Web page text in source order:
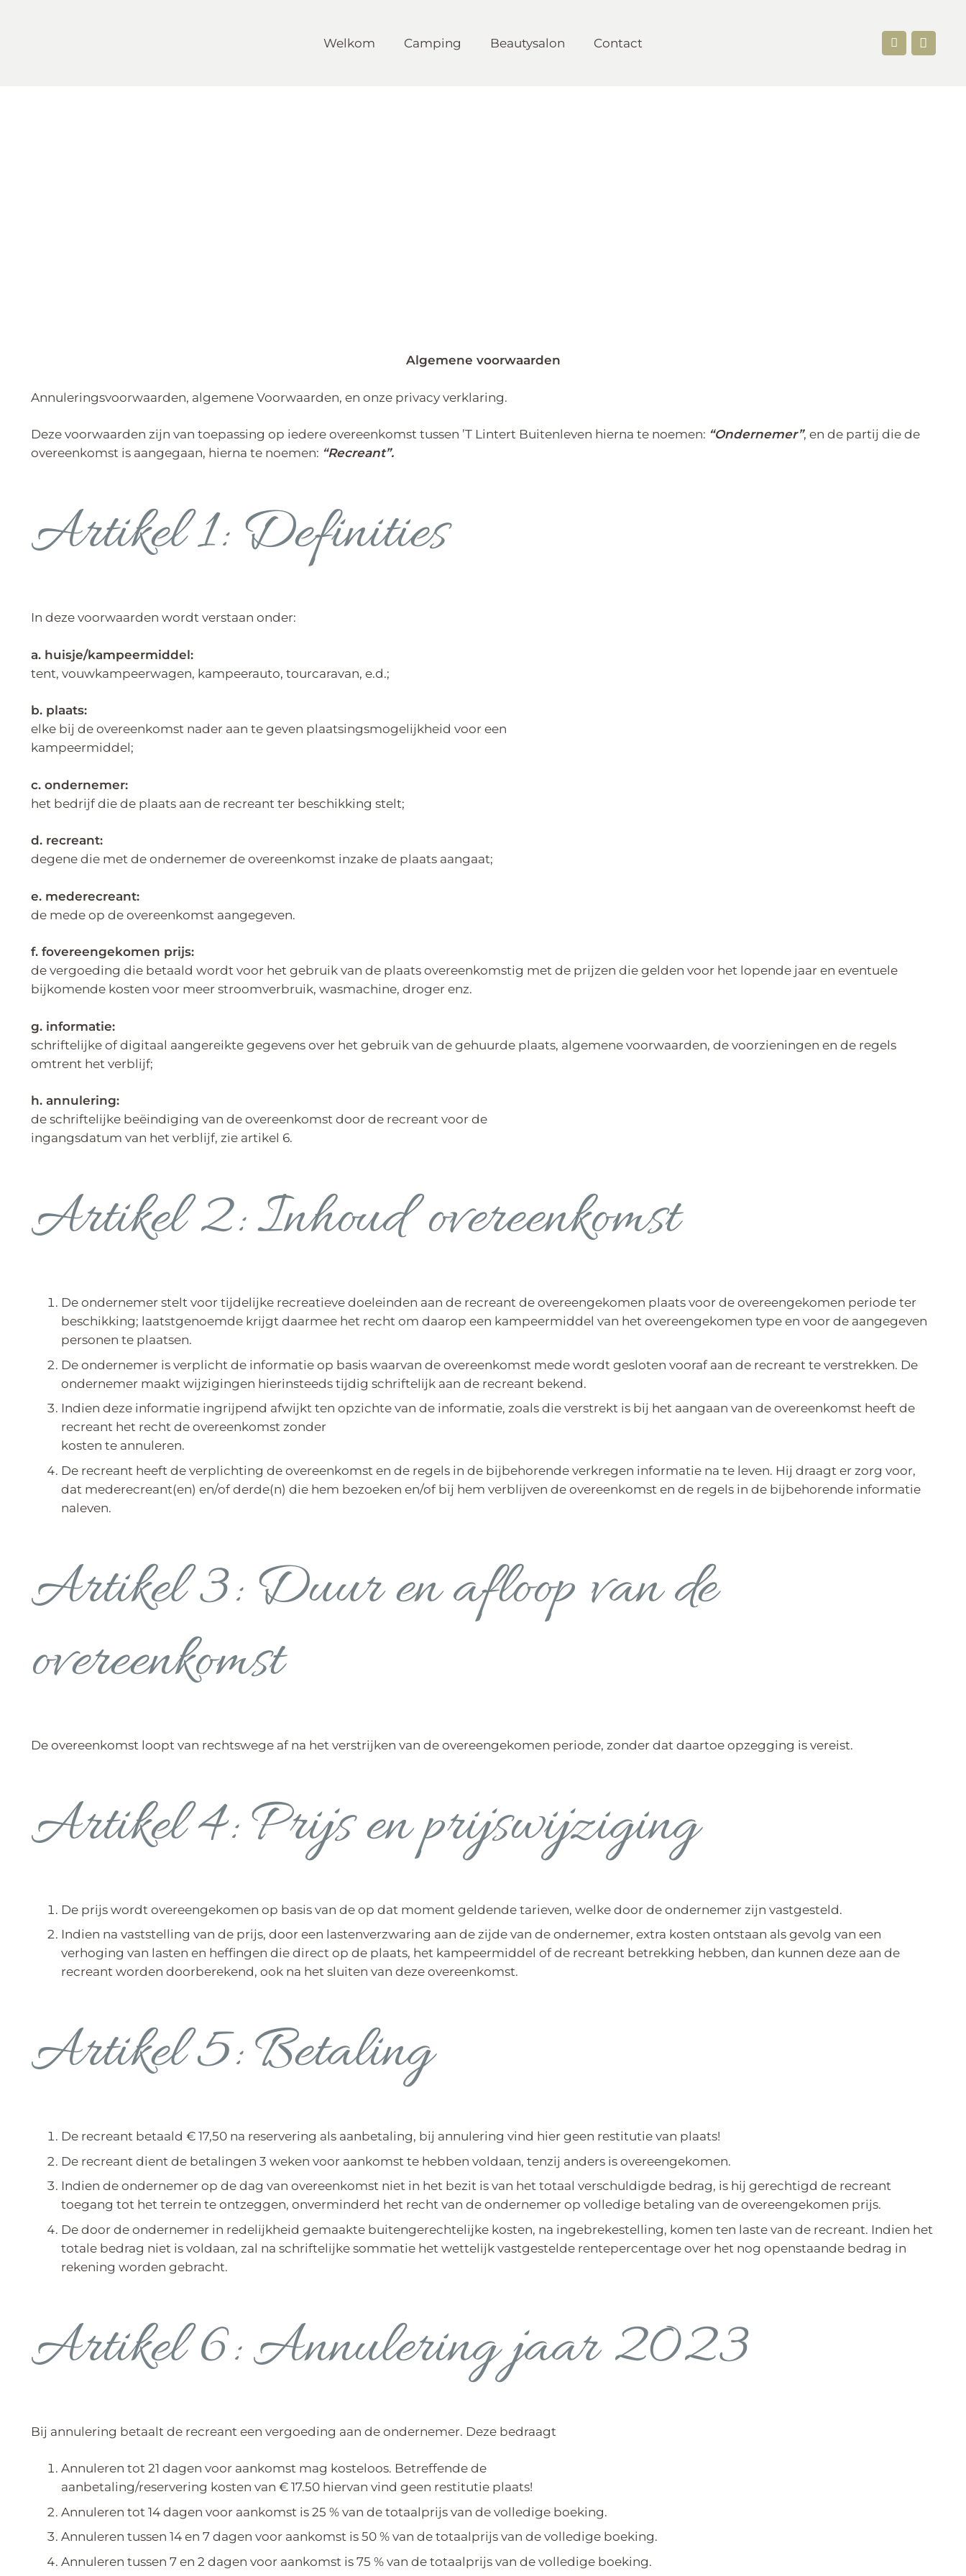
Welkom Camping Beautysalon Contact
Algemene voorwaarden
Annuleringsvoorwaarden, algemene Voorwaarden, en onze privacy verklaring.
Deze voorwaarden zijn van toepassing op iedere overeenkomst tussen ’T Lintert Buitenleven hierna te noemen: “Ondernemer”, en de partij die de
overeenkomst is aangegaan, hierna te noemen: “Recreant”.
Artikel 1: Definities
In deze voorwaarden wordt verstaan onder:
a. huisje/kampeermiddel:
tent, vouwkampeerwagen, kampeerauto, tourcaravan, e.d.;
b. plaats:
elke bij de overeenkomst nader aan te geven plaatsingsmogelijkheid voor een
kampeermiddel;
c. ondernemer:
het bedrijf die de plaats aan de recreant ter beschikking stelt;
d. recreant:
degene die met de ondernemer de overeenkomst inzake de plaats aangaat;
e. mederecreant:
de mede op de overeenkomst aangegeven.
f. fovereengekomen prijs:
de vergoeding die betaald wordt voor het gebruik van de plaats overeenkomstig met de prijzen die gelden voor het lopende jaar en eventuele
bijkomende kosten voor meer stroomverbruik, wasmachine, droger enz.
g. informatie:
schriftelijke of digitaal aangereikte gegevens over het gebruik van de gehuurde plaats, algemene voorwaarden, de voorzieningen en de regels
omtrent het verblijf;
h. annulering:
de schriftelijke beëindiging van de overeenkomst door de recreant voor de
ingangsdatum van het verblijf, zie artikel 6.
Artikel 2: Inhoud overeenkomst
De ondernemer stelt voor tijdelijke recreatieve doeleinden aan de recreant de overeengekomen plaats voor de overeengekomen periode ter
beschikking; laatstgenoemde krijgt daarmee het recht om daarop een kampeermiddel van het overeengekomen type en voor de aangegeven
personen te plaatsen.
De ondernemer is verplicht de informatie op basis waarvan de overeenkomst mede wordt gesloten vooraf aan de recreant te verstrekken. De
ondernemer maakt wijzigingen hierinsteeds tijdig schriftelijk aan de recreant bekend.
Indien deze informatie ingrijpend afwijkt ten opzichte van de informatie, zoals die verstrekt is bij het aangaan van de overeenkomst heeft de
recreant het recht de overeenkomst zonder
kosten te annuleren.
De recreant heeft de verplichting de overeenkomst en de regels in de bijbehorende verkregen informatie na te leven. Hij draagt er zorg voor,
dat mederecreant(en) en/of derde(n) die hem bezoeken en/of bij hem verblijven de overeenkomst en de regels in de bijbehorende informatie
naleven.
Artikel 3: Duur en afloop van de
overeenkomst
De overeenkomst loopt van rechtswege af na het verstrijken van de overeengekomen periode, zonder dat daartoe opzegging is vereist.
Artikel 4: Prijs en prijswijziging
De prijs wordt overeengekomen op basis van de op dat moment geldende tarieven, welke door de ondernemer zijn vastgesteld.
Indien na vaststelling van de prijs, door een lastenverzwaring aan de zijde van de ondernemer, extra kosten ontstaan als gevolg van een
verhoging van lasten en heffingen die direct op de plaats, het kampeermiddel of de recreant betrekking hebben, dan kunnen deze aan de
recreant worden doorberekend, ook na het sluiten van deze overeenkomst.
Artikel 5: Betaling
De recreant betaald € 17,50 na reservering als aanbetaling, bij annulering vind hier geen restitutie van plaats!
De recreant dient de betalingen 3 weken voor aankomst te hebben voldaan, tenzij anders is overeengekomen.
Indien de ondernemer op de dag van overeenkomst niet in het bezit is van het totaal verschuldigde bedrag, is hij gerechtigd de recreant
toegang tot het terrein te ontzeggen, onverminderd het recht van de ondernemer op volledige betaling van de overeengekomen prijs.
De door de ondernemer in redelijkheid gemaakte buitengerechtelijke kosten, na ingebrekestelling, komen ten laste van de recreant. Indien het
totale bedrag niet is voldaan, zal na schriftelijke sommatie het wettelijk vastgestelde rentepercentage over het nog openstaande bedrag in
rekening worden gebracht.
Artikel 6: Annulering jaar 2023
Bij annulering betaalt de recreant een vergoeding aan de ondernemer. Deze bedraagt
Annuleren tot 21 dagen voor aankomst mag kosteloos. Betreffende de
aanbetaling/reservering kosten van € 17.50 hiervan vind geen restitutie plaats!
Annuleren tot 14 dagen voor aankomst is 25 % van de totaalprijs van de volledige boeking.
Annuleren tussen 14 en 7 dagen voor aankomst is 50 % van de totaalprijs van de volledige boeking.
Annuleren tussen 7 en 2 dagen voor aankomst is 75 % van de totaalprijs van de volledige boeking.